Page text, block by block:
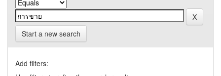
Start a new search
Add filters: